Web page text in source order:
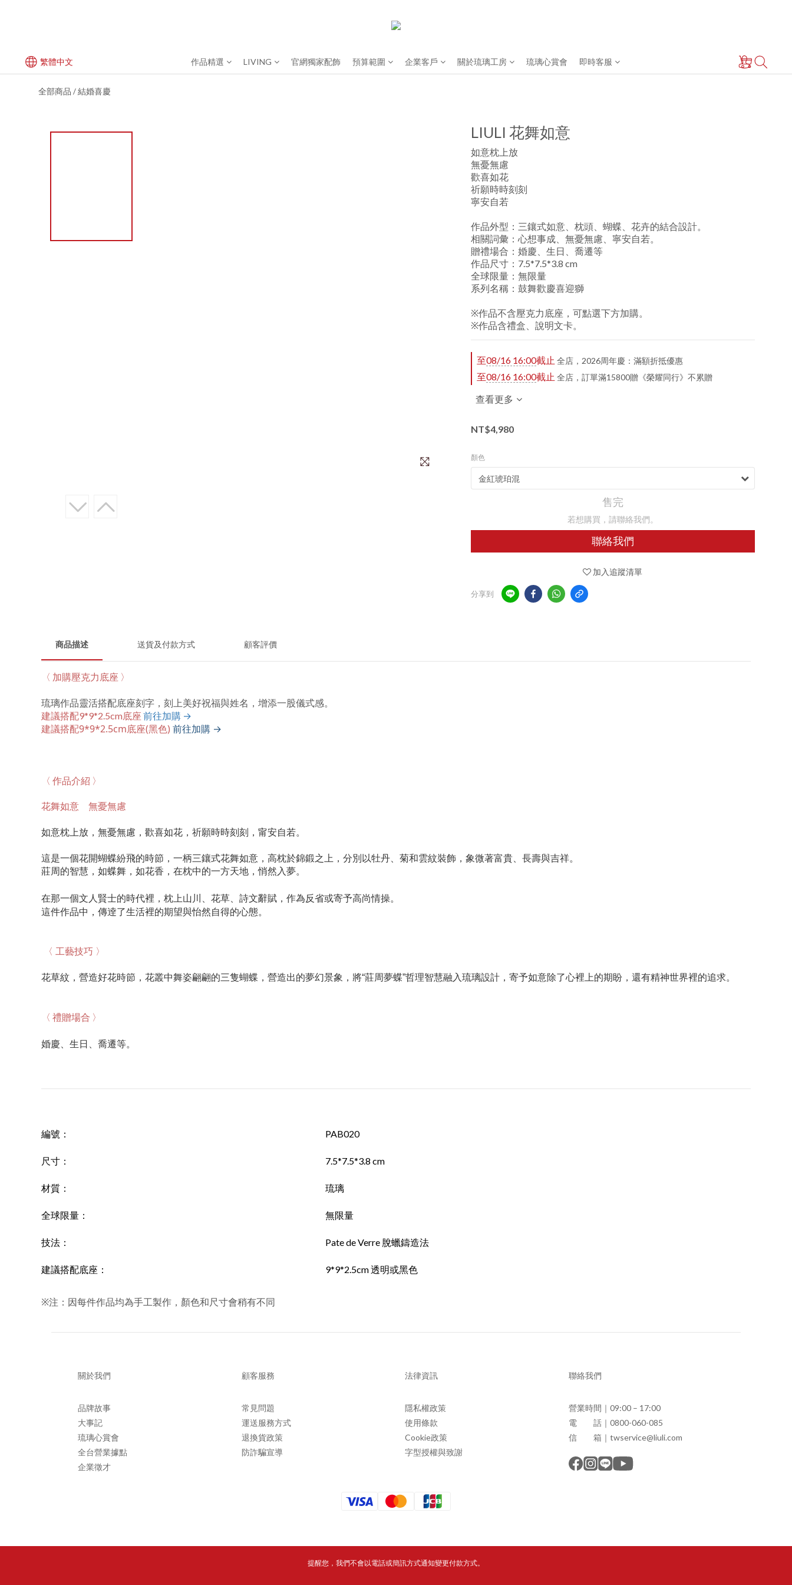
繁體中文 作品精選 LIVING 官網獨家配飾 預算範圍 企業客戶 關於琉璃工房 琉璃心賞會 即時客服
全部商品 /結婚喜慶
LIULI 花舞如意
如意枕上放
無憂無慮
歡喜如花
祈願時時刻刻
寧安自若
作品外型：三鑲式如意、枕頭、蝴蝶、花卉的結合設計。
相關詞彙：心想事成、無憂無慮、寧安自若。
贈禮場合：婚慶、生日、喬遷等
作品尺寸：7.5*7.5*3.8 cm
全球限量：無限量
系列名稱：鼓舞歡慶喜迎獅
※作品不含壓克力底座，可點選下方加購。
※作品含禮盒、說明文卡。
至08/16 16:00截止 全店，2026周年慶：滿額折抵優惠
至08/16 16:00截止 全店，訂單滿15800贈《榮耀同行》不累贈
查看更多
NT$4,980
顏色
售完
若想購買，請聯絡我們。
聯絡我們
加入追蹤清單
分享到
商品描述 送貨及付款方式 顧客評價
〈 加購壓克力底座 〉
琉璃作品靈活搭配底座刻字，刻上美好祝福與姓名，增添一股儀式感。
建議搭配9*9*2.5cm底座 前往加購 →
建議搭配9*9*2.5cm底座(黑色) 前往加購 →
〈 作品介紹 〉
花舞如意 無憂無慮
如意枕上放，無憂無慮，歡喜如花，祈願時時刻刻，甯安自若。
這是一個花開蝴蝶紛飛的時節，一柄三鑲式花舞如意，高枕於錦鍛之上，分別以牡丹、菊和雲紋裝飾，象微著富貴、長壽與吉祥。
莊周的智慧，如蝶舞，如花香，在枕中的一方天地，悄然入夢。
在那一個文人賢士的時代裡，枕上山川、花草、詩文辭賦，作為反省或寄予高尚情操。
這件作品中，傳逹了生活裡的期望與怡然自得的心態。
〈 工藝技巧 〉
花草紋，營造好花時節，花叢中舞姿翩翩的三隻蝴蝶，營造出的夢幻景象，將“莊周夢蝶”哲理智慧融入琉璃設計，寄予如意除了心裡上的期盼，還有精神世界裡的追求。
〈 禮贈場合 〉
婚慶、生日、喬遷等。
編號 ： PAB020
尺寸： 7.5*7.5*3.8 cm
材質： 琉璃
全球限量： 無限量
技法： Pate de Verre 脫蠟鑄造法
建議搭配底座： 9*9*2.5cm 透明或黑色
※注：因每件作品均為手工製作，顏色和尺寸會稍有不同
關於我們
品牌故事
大事記
琉璃心賞會
全台營業據點
企業徵才
顧客服務
常見問題
運送服務方式
退換貨政策
防詐騙宣導
法律資訊
隱私權政策
使用條款
Cookie政策
字型授權與致謝
聯絡我們
營業時間｜09:00 – 17:00
電 話｜0800-060-085
信 箱｜twservice@liuli.com
提醒您，我們不會以電話或簡訊方式通知變更付款方式。